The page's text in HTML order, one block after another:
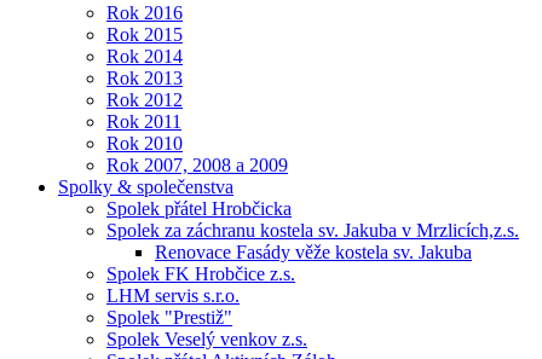
Rok 2016
Rok 2015
Rok 2014
Rok 2013
Rok 2012
Rok 2011
Rok 2010
Rok 2007, 2008 a 2009
Spolky & společenstva
Spolek přátel Hrobčicka
Spolek za záchranu kostela sv. Jakuba v Mrzlicích,z.s.
Renovace Fasády věže kostela sv. Jakuba
Spolek FK Hrobčice z.s.
LHM servis s.r.o.
Spolek "Prestiž"
Spolek Veselý venkov z.s.